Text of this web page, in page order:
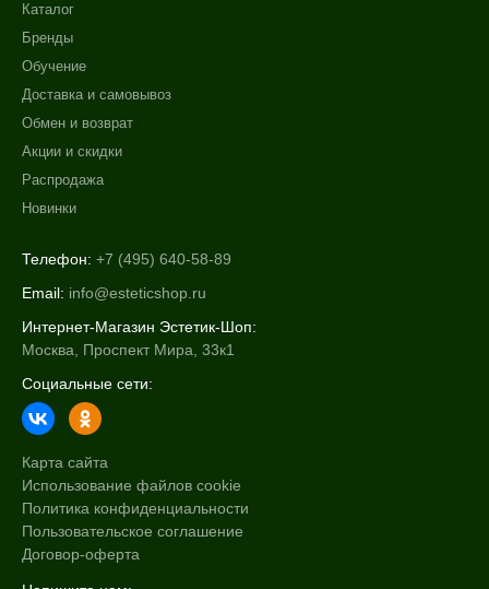
Каталог
Бренды
Обучение
Доставка и самовывоз
Обмен и возврат
Акции и скидки
Распродажа
Новинки
Телефон: +7 (495) 640-58-89
Email: info@esteticshop.ru
Интернет-Магазин Эстетик-Шоп:
Москва, Проспект Мира, 33к1
Социальные сети:
Карта сайта
Использование файлов cookie
Политика конфиденциальности
Пользовательское соглашение
Договор-оферта